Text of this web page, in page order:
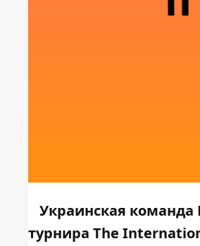
Украинская команда
турнира The